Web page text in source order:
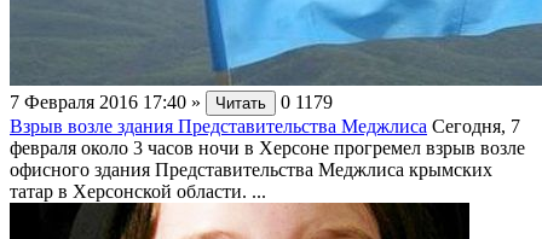
7 Февраля 2016 17:40 » Читать 0 1179
Взрыв возле здания Представительства Меджлиса Сегодня, 7
февраля около 3 часов ночи в Херсоне прогремел взрыв возле
офисного здания Представительства Меджлиса крымских
татар в Херсонской области. ...